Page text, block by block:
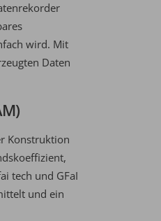
wird. Mit
Daten
Konstruktion
tech und GFaI
und ein